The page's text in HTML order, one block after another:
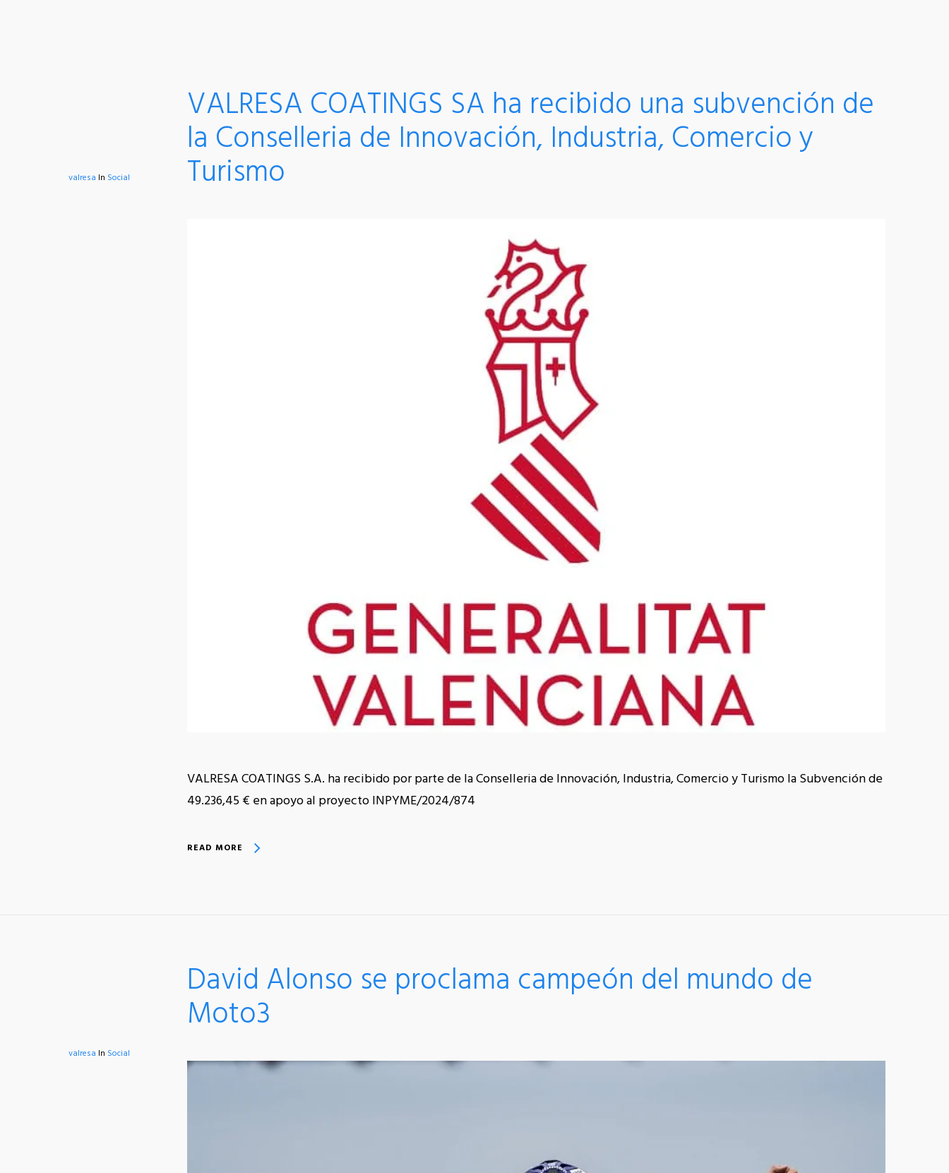
valresa In Social
VALRESA COATINGS SA ha recibido una subvención de
la Conselleria de Innovación, Industria, Comercio y
Turismo
VALRESA COATINGS S.A. ha recibido por parte de la Conselleria de Innovación, Industria, Comercio y Turismo la Subvención de
49.236,45 € en apoyo al proyecto INPYME/2024/874
READ MORE
valresa In Social
David Alonso se proclama campeón del mundo de
Moto3